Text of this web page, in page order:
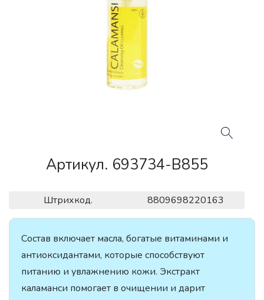
Артикул. 693734-B855
Штрихкод. 8809698220163
Состав включает масла, богатые витаминами и
антиоксидантами, которые способствуют
питанию и увлажнению кожи. Экстракт
каламанси помогает в очищении и дарит